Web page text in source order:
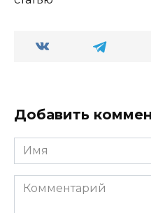
Добавить
Имя
Комментарий